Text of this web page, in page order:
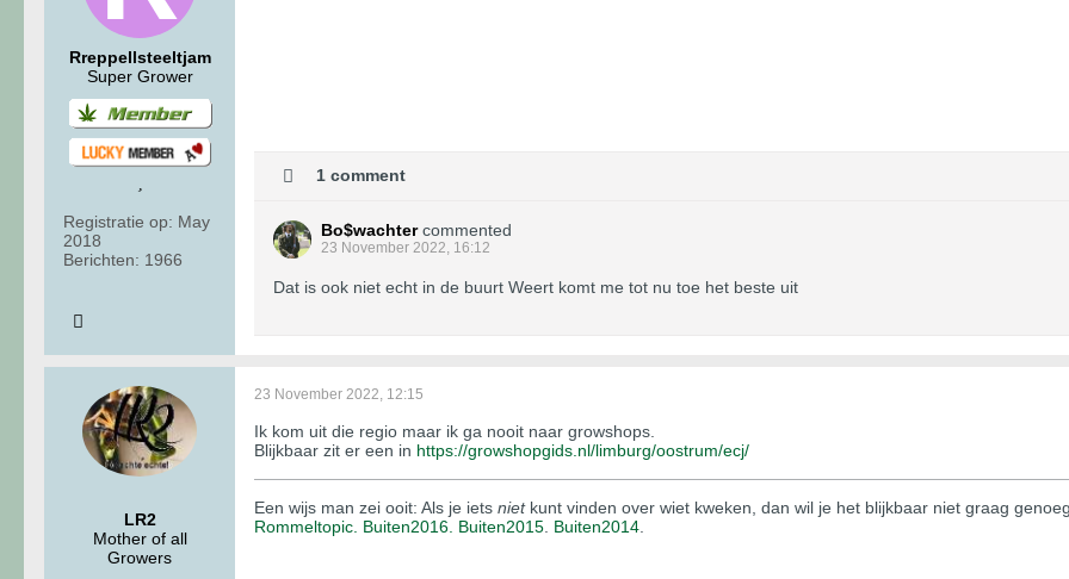
Rreppellsteeltjam
Super Grower
Registratie op: May
2018
Berichten: 1966
1 comment
Bo$wachter commented
23 November 2022, 16:12
Dat is ook niet echt in de buurt Weert komt me tot nu toe het beste uit
LR2
Mother of all
Growers
23 November 2022, 12:15
Ik kom uit die regio maar ik ga nooit naar growshops.
Blijkbaar zit er een in https://growshopgids.nl/limburg/oostrum/ecj/
Een wijs man zei ooit: Als je iets nietkunt vinden over wiet kweken, dan wil je het blijkbaar niet graag
Rommeltopic. Buiten2016. Buiten2015. Buiten2014.